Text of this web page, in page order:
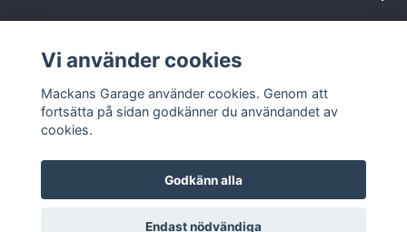
Sociala medier
© 2026 Mackans Garage
Vi använder cookies
Mackans Garage använder cookies. Genom att
fortsätta på sidan godkänner du användandet av
cookies.
Godkänn alla
Endast nödvändiga